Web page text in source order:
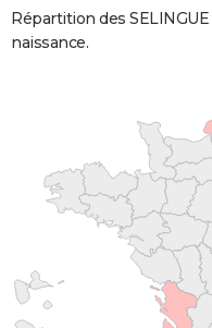
Répartition des
naissance.